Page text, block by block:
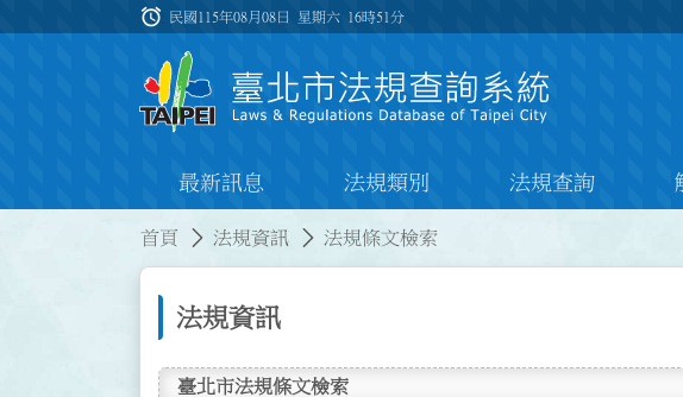
:::
alarm 民國115年08月08日 星期六 16時51分
最新訊息 法規類別 法規查詢
首頁 法規資訊 法規條文檢索
法規資訊
臺北市法規條文檢索